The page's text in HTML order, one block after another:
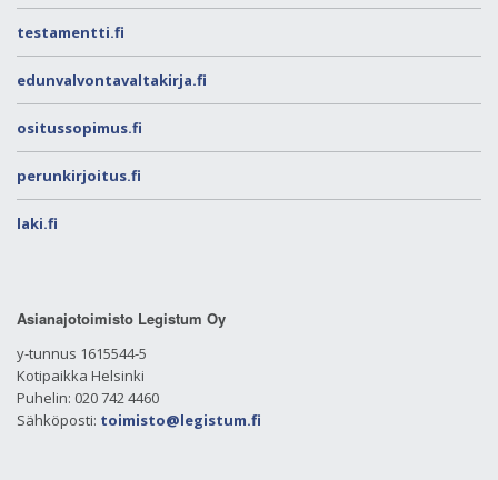
testamentti.fi
edunvalvontavaltakirja.fi
ositussopimus.fi
perunkirjoitus.fi
laki.fi
Asianajotoimisto Legistum Oy
y-tunnus 1615544-5
Kotipaikka Helsinki
Puhelin: 020 742 4460
Sähköposti: toimisto@legistum.fi